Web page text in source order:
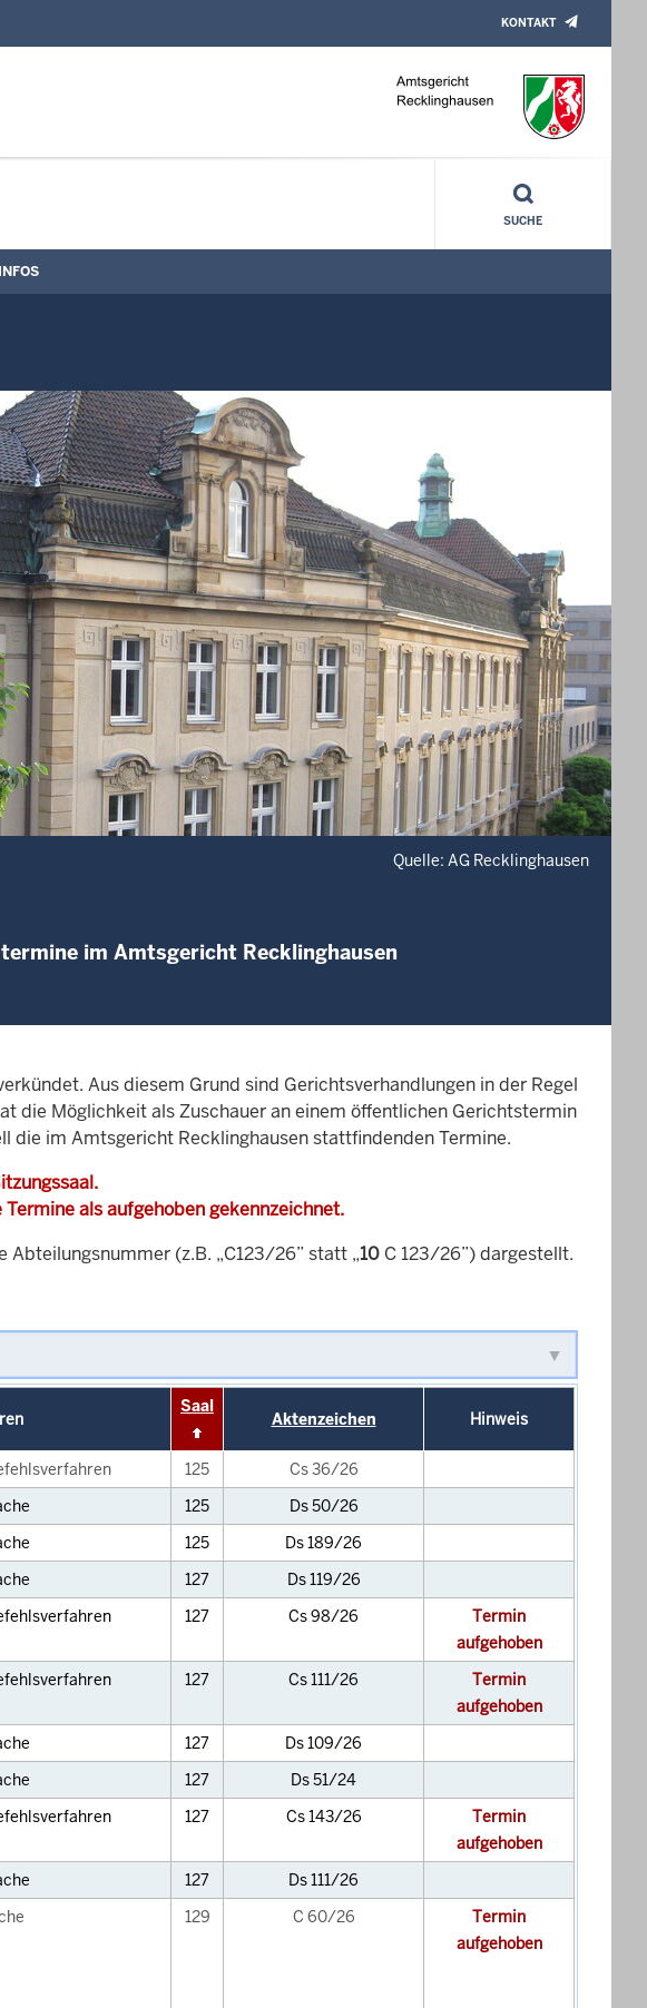
KONTAKT
SUCHE
Quelle: AG Recklinghausen
im Amtsgericht Recklinghausen
Aus diesem Grund sind Gerichtsverhandlungen in der Regel
die Möglichkeit als Zuschauer an einem öffentlichen Gerichtstermin
die im Amtsgericht Recklinghausen stattfindenden Termine.
als aufgehoben gekennzeichnet.
Abteilungsnummer (z.B. „C123/26” statt „10 C 123/26”) dargestellt.
Saal
Aktenzeichen Hinweis
125
Cs 36/26
125
Ds 50/26
125
Ds 189/26
127
Ds 119/26
127 Cs 98/26
Termin
aufgehoben
127 Cs 111/26
Termin
aufgehoben
127
Ds 109/26
127
Ds 51/24
127 Cs 143/26
Termin
aufgehoben
127
Ds 111/26
129 C 60/26
Termin
aufgehoben